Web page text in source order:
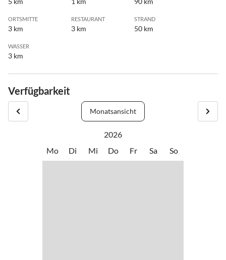
ORTSMITTE
3 km
RESTAURANT
3 km
STRAND
50 km
WASSER
3 km
Verfügbarkeit
Monatsansicht
2026
Mo
Di Mi Do Fr Sa So